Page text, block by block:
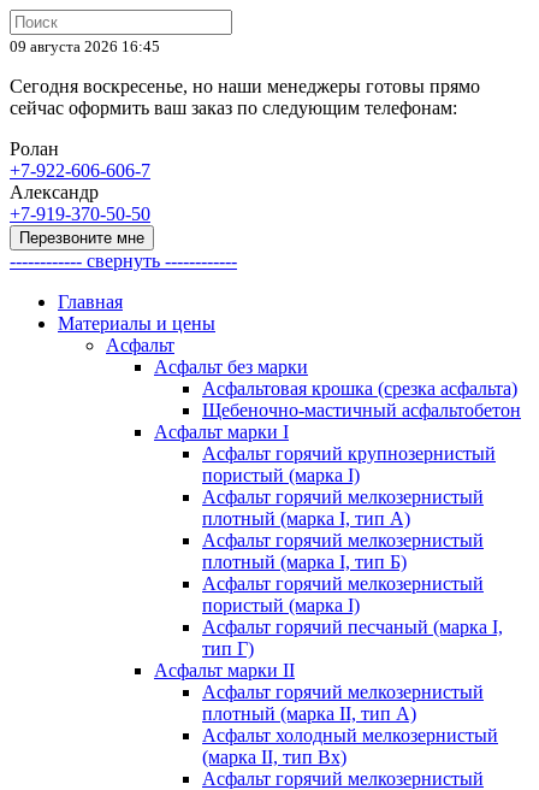
09 августа 2026 16:45
Сегодня воскресенье, но наши менеджеры готовы прямо
сейчас оформить ваш заказ по следующим телефонам:
Ролан
+7-922-606-606-7
Александр
+7-919-370-50-50
Перезвоните мне
------------ свернуть ------------
Главная
Материалы и цены
Асфальт
Асфальт без марки
Асфальтовая крошка (срезка асфальта)
Щебеночно-мастичный асфальтобетон
Асфальт марки I
Асфальт горячий крупнозернистый
пористый (марка I)
Асфальт горячий мелкозернистый
плотный (марка I, тип А)
Асфальт горячий мелкозернистый
плотный (марка I, тип Б)
Асфальт горячий мелкозернистый
пористый (марка I)
Асфальт горячий песчаный (марка I,
тип Г)
Асфальт марки II
Асфальт горячий мелкозернистый
плотный (марка II, тип А)
Асфальт холодный мелкозернистый
(марка II, тип Вх)
Асфальт горячий мелкозернистый